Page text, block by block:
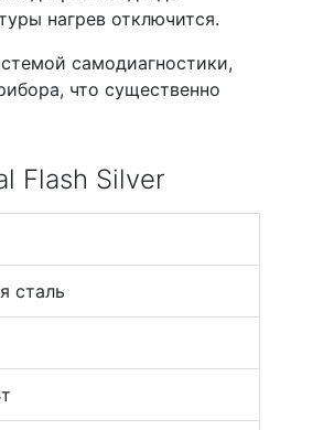
нагрев отключится.
самодиагностики,
что существенно
Flash Silver
сталь